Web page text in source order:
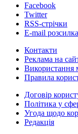
Facebook
Twitter
RSS-стрічки
E-mail розсилка
Контакти
Реклама на
Використання
Правила
Договір
Політика у
Угода щодо
Редакція